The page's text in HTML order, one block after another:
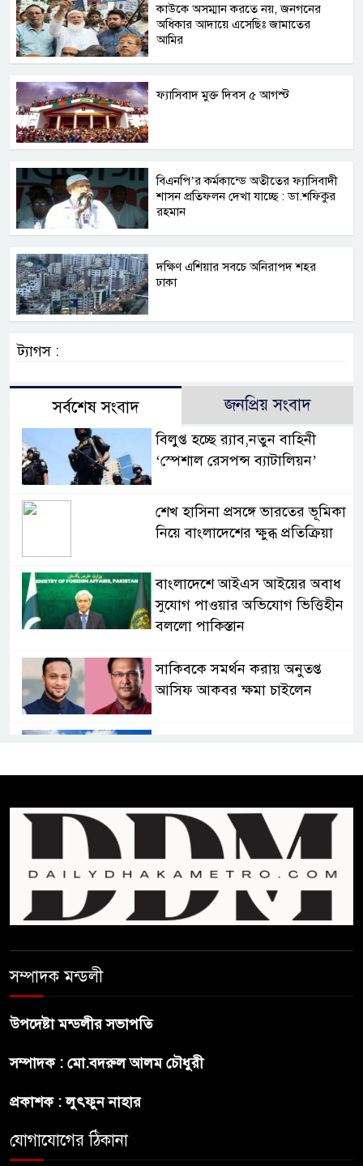
কাউকে অসম্মান করতে নয়, জনগনের
অধিকার আদায়ে এসেছিঃ জামাতের
আমির
ফ্যাসিবাদ মুক্ত দিবস ৫ আগস্ট
বিএনপি’র কর্মকান্ডে অতীতের ফ্যাসিবাদী
শাসন প্রতিফলন দেখা যাচ্ছে : ডা.শফিকুর
রহমান
দক্ষিণ এশিয়ার সবচে অনিরাপদ শহর
ঢাকা
ট্যাগস :
সর্বশেষ সংবাদ জনপ্রিয় সংবাদ
বিলুপ্ত হচ্ছে র‍্যাব,নতুন বাহিনী
‘স্পেশাল রেসপন্স ব্যাটালিয়ন’
শেখ হাসিনা প্রসঙ্গে ভারতের ভূমিকা
নিয়ে বাংলাদেশের ক্ষুব্ধ প্রতিক্রিয়া
বাংলাদেশে আইএস আইয়ের অবাধ
সুযোগ পাওয়ার অভিযোগ ভিত্তিহীন
বললো পাকিস্তান
সাকিবকে সমর্থন করায় অনুতপ্ত
আসিফ আকবর ক্ষমা চাইলেন
প্রথম শ্রেণি ছাড়া অন্য সব শ্রেণিতে
হবে ভর্তি পরীক্ষা: শিক্ষা মন্ত্রণালয়
কাউকে অসম্মান করতে নয়,
জনগনের অধিকার আদায়ে এসেছিঃ
জামাতের আমির
বন্ধুত্ব : ব্রেট লি
সম্পাদক মন্ডলী
উপদেষ্টা মন্ডলীর সভাপতি
সম্পাদক : মো.বদরুল আলম চৌধুরী
প্রকাশক : লুৎফুন নাহার
যোগাযোগের ঠিকানা